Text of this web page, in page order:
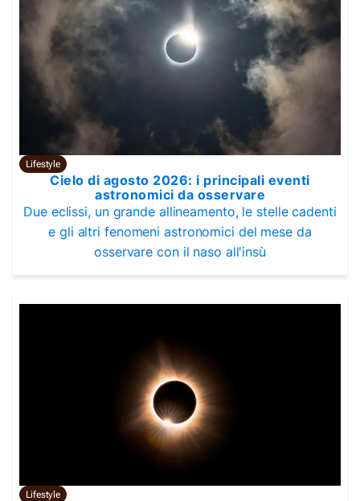
Lifestyle
Cielo di agosto 2026: i principali eventi
astronomici da osservare
Due eclissi, un grande allineamento, le stelle cadenti
e gli altri fenomeni astronomici del mese da
osservare con il naso all'insù
Lifestyle